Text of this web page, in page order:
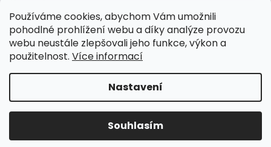
Používáme cookies, abychom Vám umožnili
pohodlné prohlížení webu a díky analýze provozu
webu neustále zlepšovali jeho funkce, výkon a
použitelnost. Více informací
Nastavení
Souhlasím
+420 722 705 125
+420 774 037 152
HI-FI Morava
Vytvořil Shoptet
HI-FI Morava. Všechna práva vyhrazena.